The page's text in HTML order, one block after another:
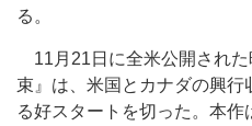
る。
11月21日に全米公開された
束』は、米国とカナダの興行
る好スタートを切った。本作